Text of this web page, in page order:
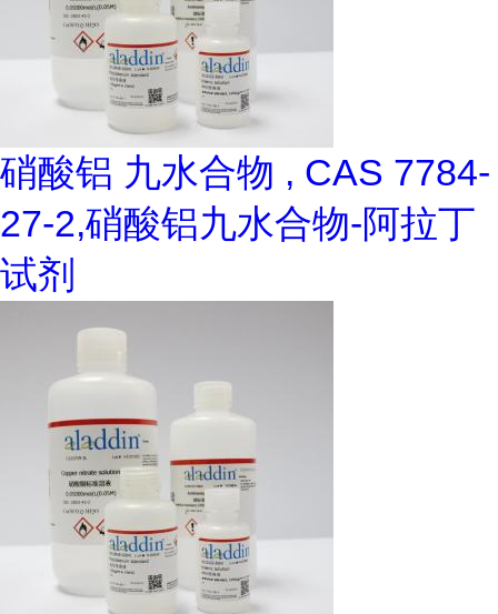
硝酸铝 九水合物 , CAS 7784-
27-2,硝酸铝九水合物-阿拉丁
试剂